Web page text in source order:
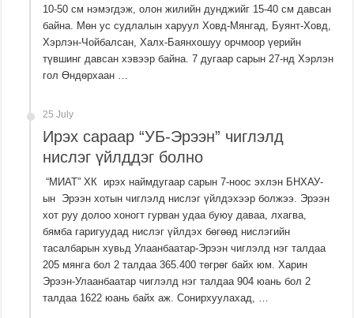
10-50 см нэмэгдэж, олон жилийн дунджийг 15-40 см давсан
байна. Мөн ус судлалын харуул Ховд-Мянгад, Буянт-Ховд,
Хэрлэн-Чойбалсан, Халх-Баянхошуу орчмоор үерийн
түвшинг давсан хэвээр байна. 7 дугаар сарын 27-нд Хэрлэн
гол Өндөрхаан …
25 July
Ирэх сараар “УБ-Эрээн” чиглэлд
нислэг үйлддэг болно
“МИАТ” ХК ирэх наймдугаар сарын 7-ноос эхлэн БНХАУ-
ын Эрээн хотын чиглэлд нислэг үйлдэхээр болжээ. Эрээн
хот руу долоо хоногт гурван удаа буюу даваа, лхагва,
бямба гаригуудад нислэг үйлдэх бөгөөд нислэгийн
тасалбарын хувьд Улаанбаатар-Эрээн чиглэлд нэг талдаа
205 мянга бол 2 талдаа 365.400 төгрөг байх юм. Харин
Эрээн-Улаанбаатар чиглэлд нэг талдаа 904 юань бол 2
талдаа 1622 юань байх аж. Сонирхуулахад, …